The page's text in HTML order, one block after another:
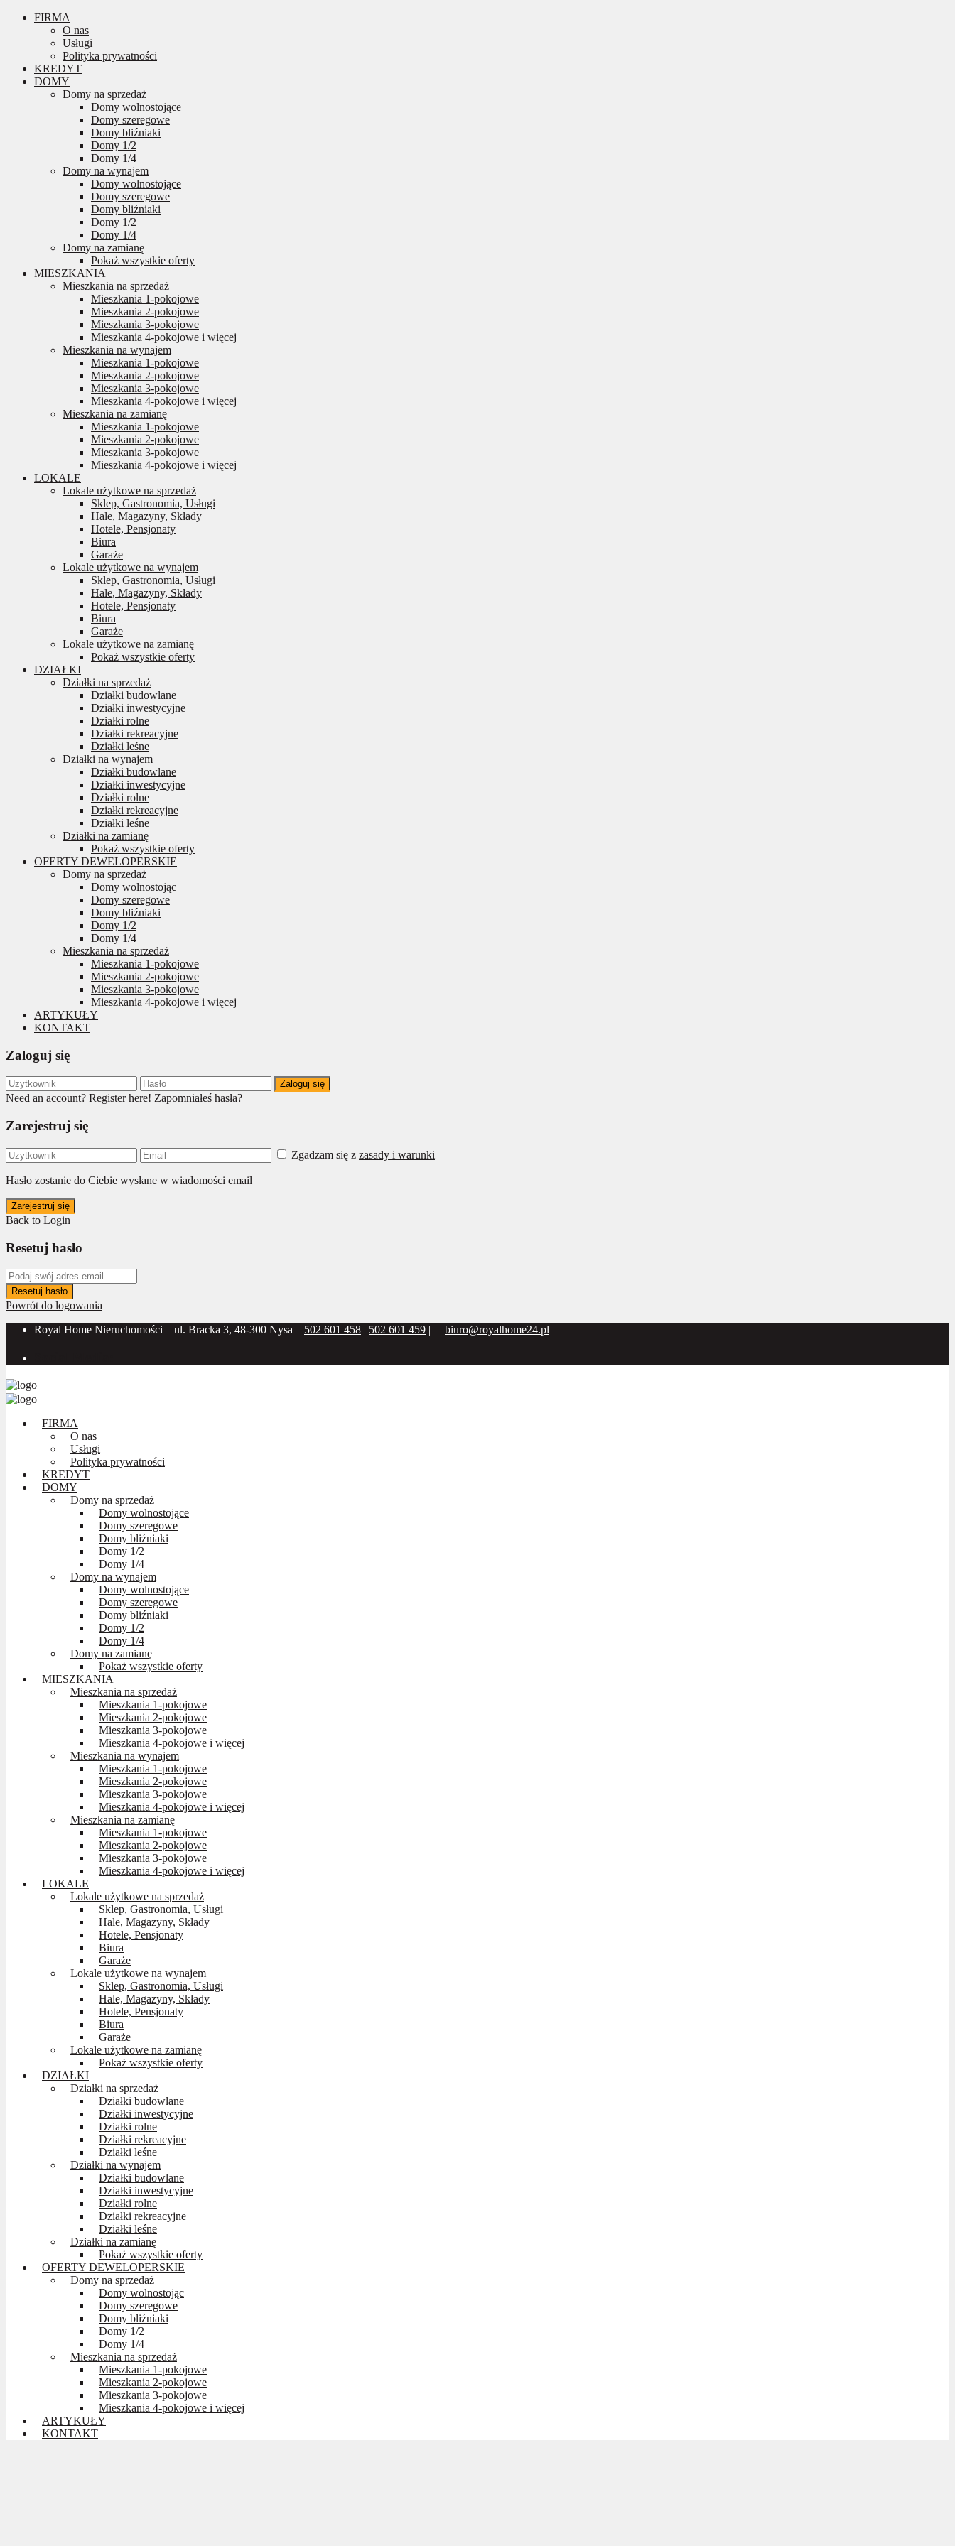
FIRMA
O nas
Usługi
Polityka prywatności
KREDYT
DOMY
Domy na sprzedaż
Domy wolnostojące
Domy szeregowe
Domy bliźniaki
Domy 1/2
Domy 1/4
Domy na wynajem
Domy wolnostojące
Domy szeregowe
Domy bliźniaki
Domy 1/2
Domy 1/4
Domy na zamianę
Pokaż wszystkie oferty
MIESZKANIA
Mieszkania na sprzedaż
Mieszkania 1-pokojowe
Mieszkania 2-pokojowe
Mieszkania 3-pokojowe
Mieszkania 4-pokojowe i więcej
Mieszkania na wynajem
Mieszkania 1-pokojowe
Mieszkania 2-pokojowe
Mieszkania 3-pokojowe
Mieszkania 4-pokojowe i więcej
Mieszkania na zamianę
Mieszkania 1-pokojowe
Mieszkania 2-pokojowe
Mieszkania 3-pokojowe
Mieszkania 4-pokojowe i więcej
LOKALE
Lokale użytkowe na sprzedaż
Sklep, Gastronomia, Usługi
Hale, Magazyny, Składy
Hotele, Pensjonaty
Biura
Garaże
Lokale użytkowe na wynajem
Sklep, Gastronomia, Usługi
Hale, Magazyny, Składy
Hotele, Pensjonaty
Biura
Garaże
Lokale użytkowe na zamianę
Pokaż wszystkie oferty
DZIAŁKI
Działki na sprzedaż
Działki budowlane
Działki inwestycyjne
Działki rolne
Działki rekreacyjne
Działki leśne
Działki na wynajem
Działki budowlane
Działki inwestycyjne
Działki rolne
Działki rekreacyjne
Działki leśne
Działki na zamianę
Pokaż wszystkie oferty
OFERTY DEWELOPERSKIE
Domy na sprzedaż
Domy wolnostojąc
Domy szeregowe
Domy bliźniaki
Domy 1/2
Domy 1/4
Mieszkania na sprzedaż
Mieszkania 1-pokojowe
Mieszkania 2-pokojowe
Mieszkania 3-pokojowe
Mieszkania 4-pokojowe i więcej
ARTYKUŁY
KONTAKT
Zaloguj się
Zaloguj się
Need an account? Register here! Zapomniałeś hasła?
Zarejestruj się
Zgadzam się z zasady i warunki
Hasło zostanie do Ciebie wysłane w wiadomości email
Zarejestruj się
Back to Login
Resetuj hasło
Resetuj hasło
Powrót do logowania
Royal Home Nieruchomości
ul. Bracka 3, 48-300 Nysa 502 601 458 | 502 601 459 | biuro@royalhome24.pl
FIRMA
O nas
Usługi
Polityka prywatności
KREDYT
DOMY
Domy na sprzedaż
Domy wolnostojące
Domy szeregowe
Domy bliźniaki
Domy 1/2
Domy 1/4
Domy na wynajem
Domy wolnostojące
Domy szeregowe
Domy bliźniaki
Domy 1/2
Domy 1/4
Domy na zamianę
Pokaż wszystkie oferty
MIESZKANIA
Mieszkania na sprzedaż
Mieszkania 1-pokojowe
Mieszkania 2-pokojowe
Mieszkania 3-pokojowe
Mieszkania 4-pokojowe i więcej
Mieszkania na wynajem
Mieszkania 1-pokojowe
Mieszkania 2-pokojowe
Mieszkania 3-pokojowe
Mieszkania 4-pokojowe i więcej
Mieszkania na zamianę
Mieszkania 1-pokojowe
Mieszkania 2-pokojowe
Mieszkania 3-pokojowe
Mieszkania 4-pokojowe i więcej
LOKALE
Lokale użytkowe na sprzedaż
Sklep, Gastronomia, Usługi
Hale, Magazyny, Składy
Hotele, Pensjonaty
Biura
Garaże
Lokale użytkowe na wynajem
Sklep, Gastronomia, Usługi
Hale, Magazyny, Składy
Hotele, Pensjonaty
Biura
Garaże
Lokale użytkowe na zamianę
Pokaż wszystkie oferty
DZIAŁKI
Działki na sprzedaż
Działki budowlane
Działki inwestycyjne
Działki rolne
Działki rekreacyjne
Działki leśne
Działki na wynajem
Działki budowlane
Działki inwestycyjne
Działki rolne
Działki rekreacyjne
Działki leśne
Działki na zamianę
Pokaż wszystkie oferty
OFERTY DEWELOPERSKIE
Domy na sprzedaż
Domy wolnostojąc
Domy szeregowe
Domy bliźniaki
Domy 1/2
Domy 1/4
Mieszkania na sprzedaż
Mieszkania 1-pokojowe
Mieszkania 2-pokojowe
Mieszkania 3-pokojowe
Mieszkania 4-pokojowe i więcej
ARTYKUŁY
KONTAKT